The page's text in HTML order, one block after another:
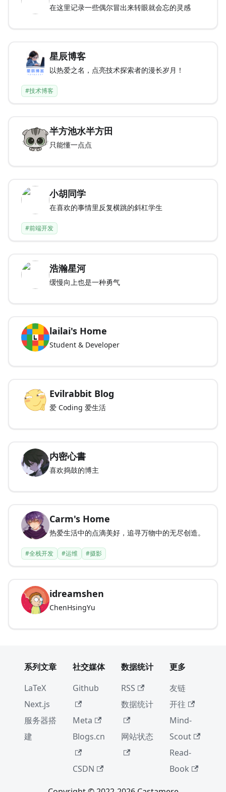
在这里记录一些偶尔冒出来转眼就会忘的灵感
星辰博客
以热爱之名，点亮技术探索者的漫长岁月！
#技术博客
半方池水半方田
只能懂一点点
小胡同学
在喜欢的事情里反复横跳的斜杠学生
#前端开发
浩瀚星河
缓慢向上也是一种勇气
lailai's Home
Student & Developer
Evilrabbit Blog
爱 Coding 爱生活
内密心書
喜欢捣鼓的博主
Carm's Home
热爱生活中的点滴美好，追寻万物中的无尽创造。
#全栈开发 #运维 #摄影
idreamshen
ChenHsingYu
系列文章
LaTeX
Next.js
服务器搭
建
社交媒体
Github
Meta
Blogs.cn
CSDN
数据统计
RSS
数据统计
网站状态
更多
友链
开往
Mind-
Scout
Read-
Book